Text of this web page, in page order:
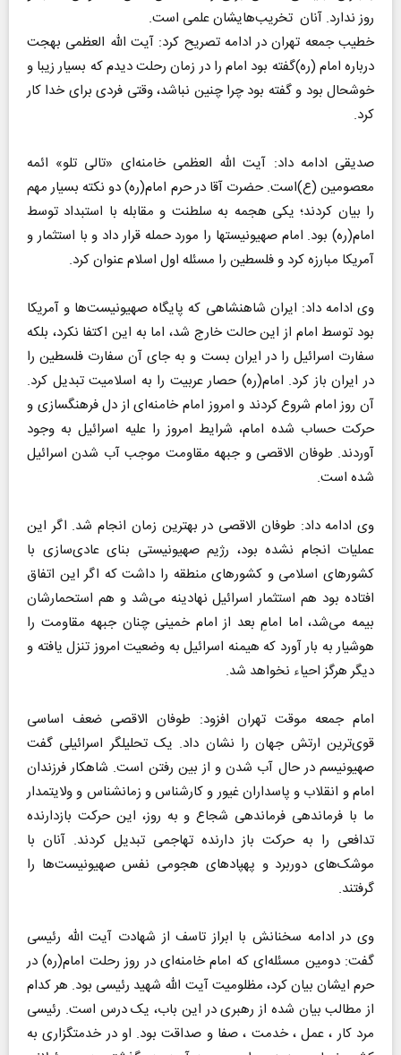
روز ندارد. آنان تخریب‌هایشان علمی است.
خطیب جمعه تهران در ادامه تصریح کرد: آیت الله العظمی بهجت
درباره امام (ره)گفته بود امام را در زمان رحلت دیدم که بسیار زیبا و
خوشحال بود و گفته بود چرا چنین نباشد، وقتی فردی برای خدا کار
کرد.
صدیقی ادامه داد: آیت الله العظمی خامنه‌ای «تالی تلو» ائمه
معصومین (ع)است. حضرت آقا در حرم امام(ره) دو نکته بسیار مهم
را بیان کردند؛ یکی هجمه به سلطنت و مقابله با استبداد توسط
امام(ره) بود. امام صهیونیستها را مورد حمله قرار داد و با استثمار و
آمریکا مبارزه کرد و فلسطین را مسئله اول اسلام عنوان کرد.
وی ادامه داد: ایران شاهنشاهی که پایگاه صهیونیست‌ها و آمریکا
بود توسط امام از این حالت خارج شد، اما به این اکتفا نکرد، بلکه
سفارت اسرائیل را در ایران بست و به جای آن سفارت فلسطین را
در ایران باز کرد. امام(ره) حصار عربیت را به اسلامیت تبدیل کرد.
آن روز امام شروع کردند و امروز امام خامنه‌ای از دل فرهنگسازی و
حرکت حساب شده امام، شرایط امروز را علیه اسرائیل به وجود
آوردند. طوفان الاقصی و جبهه مقاومت موجب آب شدن اسرائیل
شده است.
وی ادامه داد: طوفان الاقصی در بهترین زمان انجام شد. اگر این
عملیات انجام نشده بود، رژیم صهیونیستی بنای عادی‌سازی با
کشورهای اسلامی و کشورهای منطقه را داشت که اگر این اتفاق
افتاده بود هم استثمار اسرائیل نهادینه می‌شد و هم استحمارشان
بیمه می‌شد، اما امامِ بعد از امام خمینی چنان جبهه مقاومت را
هوشیار به بار آورد که هیمنه اسرائیل به وضعیت امروز تنزل یافته و
دیگر هرگز احیاء نخواهد شد.
امام جمعه موقت تهران افزود: طوفان الاقصی ضعف اساسی
قوی‌ترین ارتش جهان را نشان داد. یک تحلیلگر اسرائیلی گفت
صهیونیسم در حال آب شدن و از بین رفتن است. شاهکار فرزندان
امام و انقلاب و پاسداران غیور و کارشناس و زمانشناس و ولایتمدار
ما با فرماندهی فرماندهی شجاع و به روز، این حرکت بازدارنده
تدافعی را به حرکت باز دارنده تهاجمی تبدیل کردند. آنان با
موشک‌های دوربرد و پهپادهای هجومی نفس صهیونیست‌ها را
گرفتند.
وی در ادامه سخنانش با ابراز تاسف از شهادت آیت الله رئیسی
گفت: دومین مسئله‌ای که امام خامنه‌ای در روز رحلت امام(ره) در
حرم ایشان بیان کرد، مظلومیت آیت الله شهید رئیسی بود. هر کدام
از مطالب بیان شده از رهبری در این باب، یک درس است. رئیسی
مرد کار ، عمل ، خدمت ، صفا و صداقت بود. او در خدمتگزاری به